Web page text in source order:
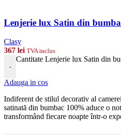
Lenjerie lux Satin din
Clasy
367 lei TVA inclus
-
Cantitate Lenjerie lux Satin din
Adauga in cos
Indiferent de stilul decorativ al
satinată din bumbac 100% aduce o
transformând fiecare noapte într-o